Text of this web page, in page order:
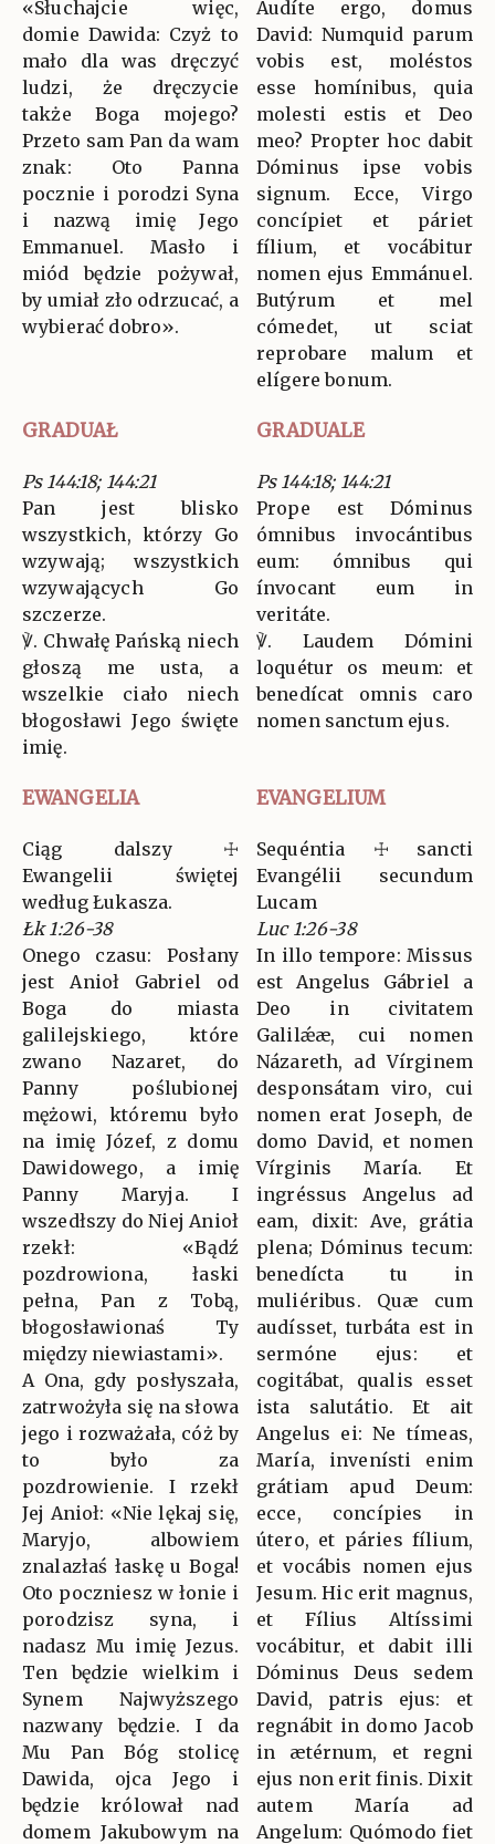
«Słuchajcie więc,
domie Dawida: Czyż to
mało dla was dręczyć
ludzi, że dręczycie
także Boga mojego?
Przeto sam Pan da wam
znak: Oto Panna
pocznie i porodzi Syna
i nazwą imię Jego
Emmanuel. Masło i
miód będzie pożywał,
by umiał zło odrzucać, a
wybierać dobro».
Audíte ergo, domus
David: Numquid parum
vobis est, moléstos
esse homínibus, quia
molesti estis et Deo
meo? Propter hoc dabit
Dóminus ipse vobis
signum. Ecce, Virgo
concípiet et páriet
fílium, et vocábitur
nomen ejus Emmánuel.
Butýrum et mel
cómedet, ut sciat
reprobare malum et
elígere bonum.
GRADUAŁ GRADUALE
Ps 144:18; 144:21
Pan jest blisko
wszystkich, którzy Go
wzywają; wszystkich
wzywających Go
szczerze.
℣. Chwałę Pańską niech
głoszą me usta, a
wszelkie ciało niech
błogosławi Jego święte
imię.
Ps 144:18; 144:21
Prope est Dóminus
ómnibus invocántibus
eum: ómnibus qui
ínvocant eum in
veritáte.
℣. Laudem Dómini
loquétur os meum: et
benedícat omnis caro
nomen sanctum ejus.
EWANGELIA EVANGELIUM
Ciąg dalszy ☩
Ewangelii świętej
według Łukasza.
Łk 1:26-38
Onego czasu: Posłany
jest Anioł Gabriel od
Boga do miasta
galilejskiego, które
zwano Nazaret, do
Panny poślubionej
mężowi, któremu było
na imię Józef, z domu
Dawidowego, a imię
Panny Maryja. I
wszedłszy do Niej Anioł
rzekł: «Bądź
pozdrowiona, łaski
pełna, Pan z Tobą,
błogosławionaś Ty
między niewiastami».
A Ona, gdy posłyszała,
zatrwożyła się na słowa
jego i rozważała, cóż by
to było za
pozdrowienie. I rzekł
Jej Anioł: «Nie lękaj się,
Maryjo, albowiem
znalazłaś łaskę u Boga!
Oto poczniesz w łonie i
porodzisz syna, i
nadasz Mu imię Jezus.
Ten będzie wielkim i
Synem Najwyższego
nazwany będzie. I da
Mu Pan Bóg stolicę
Dawida, ojca Jego i
będzie królował nad
domem Jakubowym na
Sequéntia ☩ sancti
Evangélii secundum
Lucam
Luc 1:26-38
In illo tempore: Missus
est Angelus Gábriel a
Deo in civitatem
Galilǽæ, cui nomen
Názareth, ad Vírginem
desponsátam viro, cui
nomen erat Joseph, de
domo David, et nomen
Vírginis María. Et
ingréssus Angelus ad
eam, dixit: Ave, grátia
plena; Dóminus tecum:
benedícta tu in
muliéribus. Quæ cum
audísset, turbáta est in
sermóne ejus: et
cogitábat, qualis esset
ista salutátio. Et ait
Angelus ei: Ne tímeas,
María, invenísti enim
grátiam apud Deum:
ecce, concípies in
útero, et páries fílium,
et vocábis nomen ejus
Jesum. Hic erit magnus,
et Fílius Altíssimi
vocábitur, et dabit illi
Dóminus Deus sedem
David, patris ejus: et
regnábit in domo Jacob
in ætérnum, et regni
ejus non erit finis. Dixit
autem María ad
Angelum: Quómodo fiet